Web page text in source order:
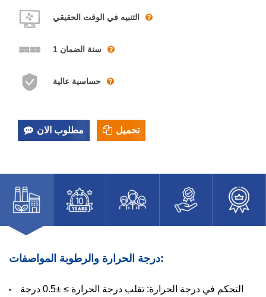
التنبيه في الوقت الحقيقي
1 سنة الضمان
حساسية عالية
مطلوب الان تحميل
درجة الحرارة والرطوبة المواصفات:
التحكم في درجة الحرارة: تقلب درجة الحرارة ≥ ±0.5 درجة